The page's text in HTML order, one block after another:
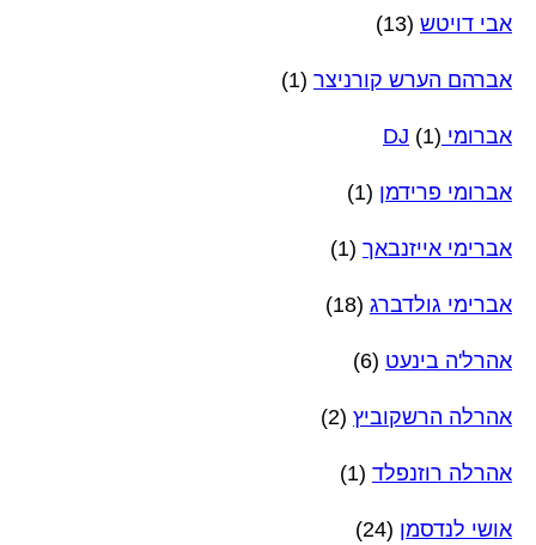
אבי דויטש (13)
אברהם הערש קורניצר (1)
אברומי DJ (1)
אברומי פרידמן (1)
אברימי אייזנבאך (1)
אברימי גולדברג (18)
אהרל'ה בינעט (6)
אהרלה הרשקוביץ (2)
אהרלה רוזנפלד (1)
אושי לנדסמן (24)